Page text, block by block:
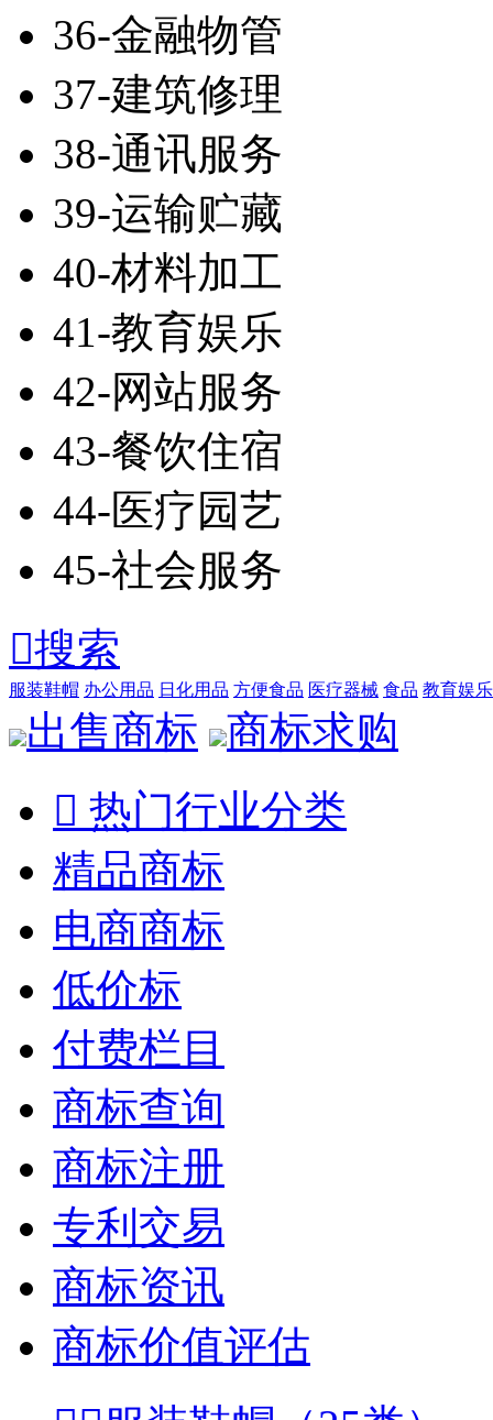
36-金融物管
37-建筑修理
38-通讯服务
39-运输贮藏
40-材料加工
41-教育娱乐
42-网站服务
43-餐饮住宿
44-医疗园艺
45-社会服务
搜索
服装鞋帽 办公用品 日化用品 方便食品 医疗器械 食品 教育娱乐
出售商标
商标求购
 热门行业分类
精品商标
电商商标
低价标
付费栏目
商标查询
商标注册
专利交易
商标资讯
商标价值评估